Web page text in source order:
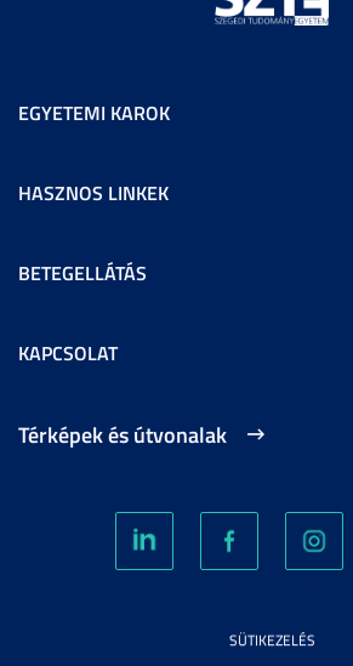
EGYETEMI KAROK
HASZNOS LINKEK
BETEGELLÁTÁS
KAPCSOLAT
Térképek és útvonalak
SÜTIKEZELÉS